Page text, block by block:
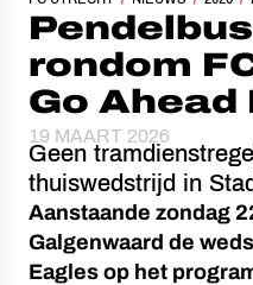
rondom
Go Ahead
19 MAART 2026
Geen
thuiswedstrijd in
Aanstaande zondag
Galgenwaard de
Eagles op het